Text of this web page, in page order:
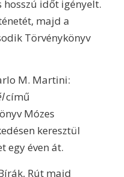
hosszú időt igényelt.
majd a
Törvénykönyv
M. Martini:
című
Mózes
keresztül
egy éven át.
Rút majd